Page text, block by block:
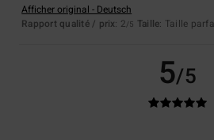
Afficher original - Deutsch
Rapport qualité / prix: 2/5 Taille: Taille
5/5